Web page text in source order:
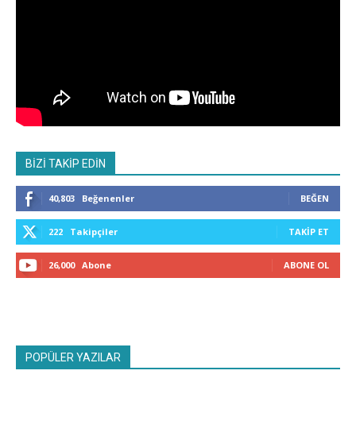
BİZİ TAKİP EDİN
40,803 Beğenenler BEĞEN
222 Takipçiler TAKIP ET
26,000 Abone ABONE OL
POPÜLER YAZILAR